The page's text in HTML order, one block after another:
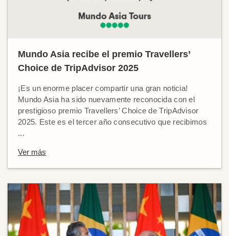
Mundo Asia recibe el premio Travellers’
Choice de TripAdvisor 2025
¡Es un enorme placer compartir una gran noticia!
Mundo Asia ha sido nuevamente reconocida con el
prestigioso premio Travellers’ Choice de TripAdvisor
2025. Este es el tercer año consecutivo que recibimos
...
Ver más